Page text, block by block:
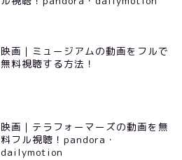
映画｜ミュージアムの動画をフルで
無料視聴する方法！
映画｜テラフォーマーズの動画を無
料フル視聴！pandora・
dailymotion